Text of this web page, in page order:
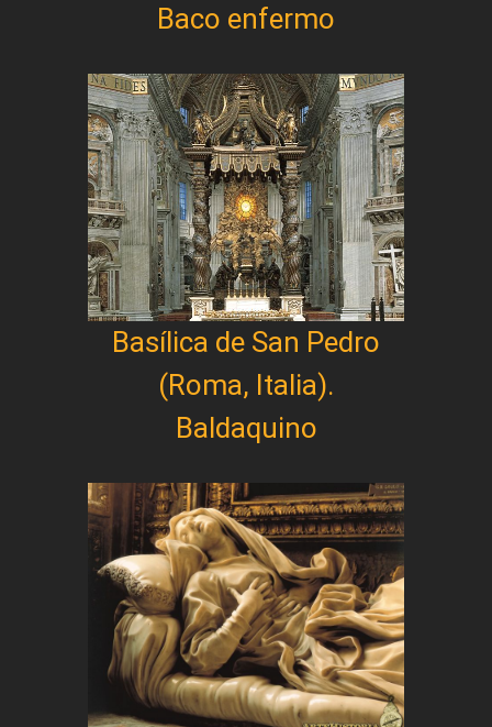
Baco enfermo
Basílica de San Pedro
(Roma, Italia).
Baldaquino